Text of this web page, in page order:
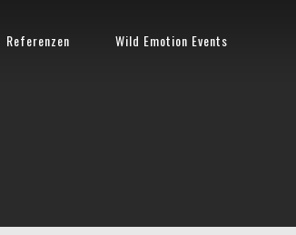
Referenzen Wild Emotion Events